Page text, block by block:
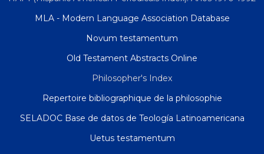
MLA - Modern Language Association Database
Novum testamentum
Old Testament Abstracts Online
Philosopher's Index
Repertoire bibliographique de la philosophie
SELADOC Base de datos de Teología Latinoamericana
Uetus testamentum